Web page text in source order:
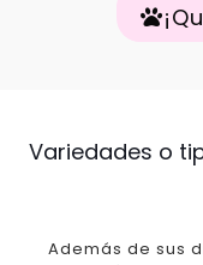
Variedades o
Además de sus